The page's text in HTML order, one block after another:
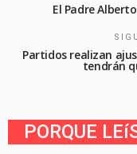
El Padre
Partidos realizan
tendrán
PORQUE